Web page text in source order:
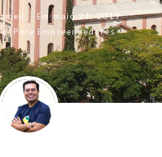
Em maio 24, 2019
, Para Empreendedores